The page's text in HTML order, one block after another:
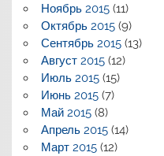
Ноябрь 2015(11)
Октябрь 2015(9)
Сентябрь 2015(13)
Август 2015(12)
Июль 2015(15)
Июнь 2015(7)
Май 2015(8)
Апрель 2015(14)
Март 2015(12)